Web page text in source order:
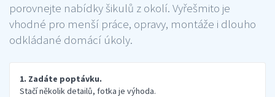
porovnejte nabídky šikulů z okolí. Vyřešmito je
vhodné pro menší práce, opravy, montáže i dlouho
odkládané domácí úkoly.
1. Zadáte poptávku.
Stačí několik detailů, fotka je výhoda.